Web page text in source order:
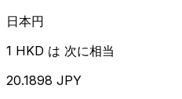
日本円
1 HKD は 次に相当
20.1898 JPY